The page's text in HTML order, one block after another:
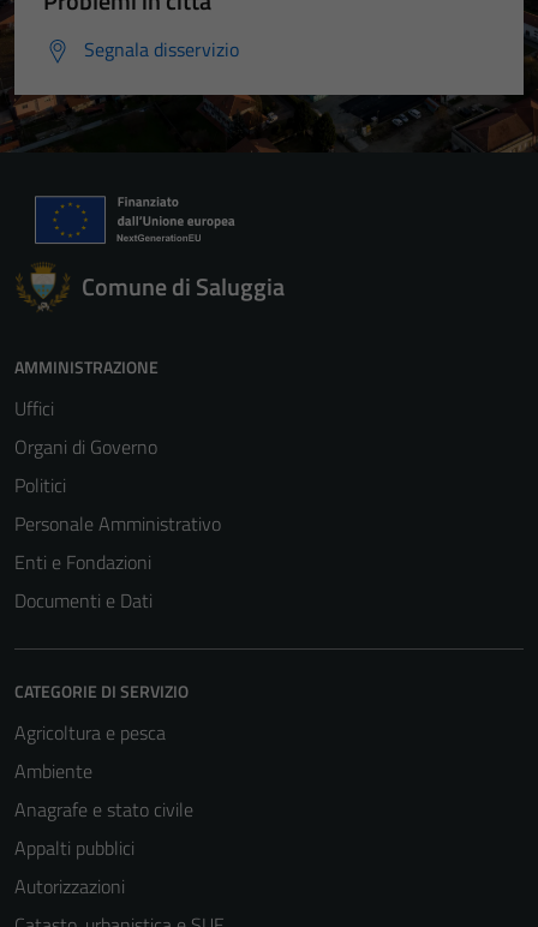
Segnala disservizio
Comune di Saluggia
AMMINISTRAZIONE
Uffici
Organi di Governo
Politici
Personale Amministrativo
Enti e Fondazioni
Documenti e Dati
CATEGORIE DI SERVIZIO
Agricoltura e pesca
Ambiente
Anagrafe e stato civile
Appalti pubblici
Autorizzazioni